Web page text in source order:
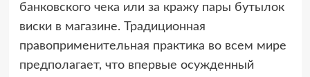
банковского чека или за кражу пары бутылок
виски в магазине. Традиционная
правоприменительная практика во всем мире
предполагает, что впервые осужденный